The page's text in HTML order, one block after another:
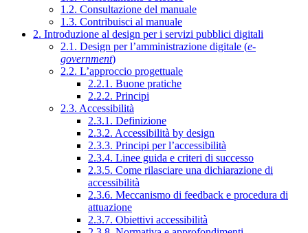
1.2. Consultazione del manuale
1.3. Contribuisci al manuale
2. Introduzione al design per i servizi pubblici digitali
2.1. Design per l’amministrazione digitale (e-
government)
2.2. L’approccio progettuale
2.2.1. Buone pratiche
2.2.2. Principi
2.3. Accessibilità
2.3.1. Definizione
2.3.2. Accessibilità by design
2.3.3. Principi per l’accessibilità
2.3.4. Linee guida e criteri di successo
2.3.5. Come rilasciare una dichiarazione di
accessibilità
2.3.6. Meccanismo di feedback e procedura di
attuazione
2.3.7. Obiettivi accessibilità